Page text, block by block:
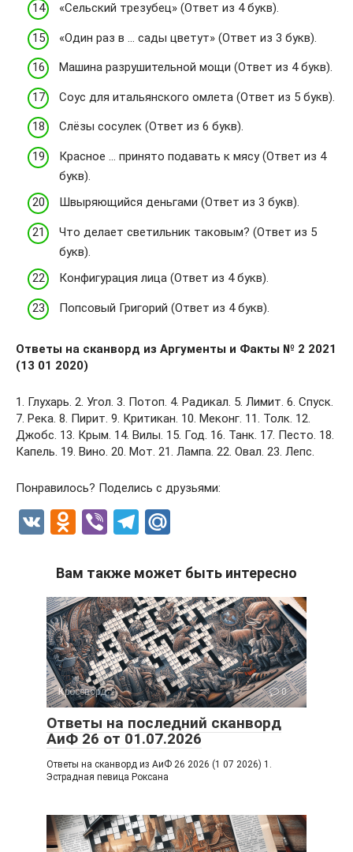
«Сельский трезубец» (Ответ из 4 букв).
«Один раз в … сады цветут» (Ответ из 3 букв).
Машина разрушительной мощи (Ответ из 4 букв).
Соус для итальянского омлета (Ответ из 5 букв).
Слёзы сосулек (Ответ из 6 букв).
Красное … принято подавать к мясу (Ответ из 4
букв).
Швыряющийся деньгами (Ответ из 3 букв).
Что делает светильник таковым? (Ответ из 5
букв).
Конфигурация лица (Ответ из 4 букв).
Попсовый Григорий (Ответ из 4 букв).
Ответы на сканворд из Аргументы и Факты № 2 2021
(13 01 2020)
1. Глухарь. 2. Угол. 3. Потоп. 4. Радикал. 5. Лимит. 6. Спуск.
7. Река. 8. Пирит. 9. Критикан. 10. Меконг. 11. Толк. 12.
Джобс. 13. Крым. 14. Вилы. 15. Год. 16. Танк. 17. Песто. 18.
Капель. 19. Вино. 20. Мот. 21. Лампа. 22. Овал. 23. Лепс.
Понравилось? Поделись с друзьями:
V
O
n
o
kl
a
ss
ni
ki
Vi
er
T
e
gr
a
m
.R
u
Вам также может быть интересно
Кроссворд 0
Ответы на последний сканворд
АиФ 26 от 01.07.2026
Ответы на сканворд из АиФ 26 2026 (1 07 2026) 1.
Эстрадная певица Роксана